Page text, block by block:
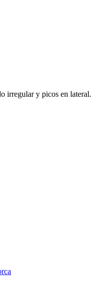
irregular y picos en lateral.